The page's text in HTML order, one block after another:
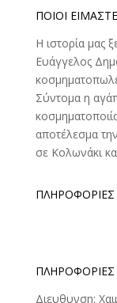
ΠΟΙΟΊ ΕΊΜΑΣΤΕ
Η ιστορία μας
Ευάγγελος
Σύντομα η
αποτέλεσμα
σε Κολωνάκι
ΠΛΗΡΟΦΟΡΊΕΣ
ΠΛΗΡΟΦΟΡΊΕΣ
Διευθυνση: